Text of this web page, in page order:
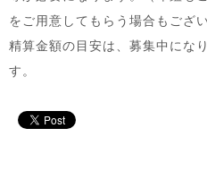
をご用意してもらう場合もござ
精算金額の目安は、募集中にな
す。